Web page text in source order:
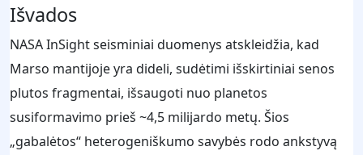
Išvados
NASA InSight seisminiai duomenys atskleidžia, kad
Marso mantijoje yra dideli, sudėtimi išskirtiniai senos
plutos fragmentai, išsaugoti nuo planetos
susiformavimo prieš ~4,5 milijardo metų. Šios
„gabalėtos“ heterogeniškumo savybės rodo ankstyvą